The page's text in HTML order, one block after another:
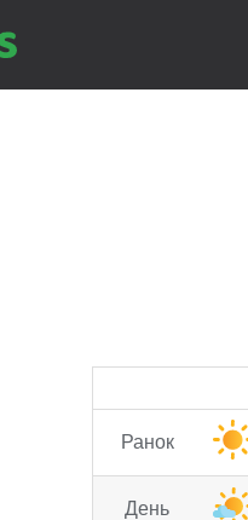
Ранок
День